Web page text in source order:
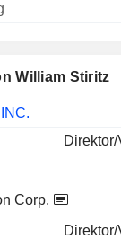
William Stiritz
Beginn
Corp.